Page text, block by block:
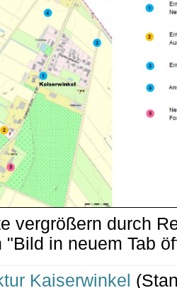
vergrößern durch
"Bild in neuem Tab
Kaiserwinkel